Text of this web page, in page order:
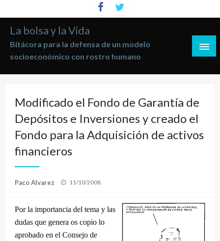
al
contenido
La bolsa y la Vida
Bitácora para la defensa de un modelo
socioeconómico con rostro humano
Modificado el Fondo de Garantía de
Depósitos e Inversiones y creado el
Fondo para la Adquisición de activos
financieros
Paco Alvarez
Publicado
11/10/2008
Por la importancia del tema y las
dudas que genera os copio lo
aprobado en el Consejo de